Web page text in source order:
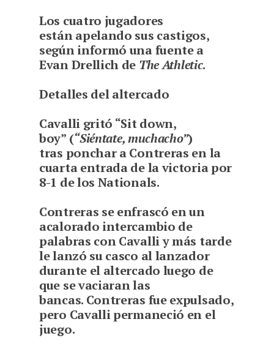
Los cuatro jugadores
están apelando sus castigos,
según informó una fuente a
Evan Drellich de The Athletic.
Detalles del altercado
Cavalli gritó “Sit down,
boy” (“Siéntate, muchacho”)
tras ponchar a Contreras en la
cuarta entrada de la victoria por
8-1 de los Nationals.
Contreras se enfrascó en un
acalorado intercambio de
palabras con Cavalli y más tarde
le lanzó su casco al lanzador
durante el altercado luego de
que se vaciaran las
bancas. Contreras fue expulsado,
pero Cavalli permaneció en el
juego.